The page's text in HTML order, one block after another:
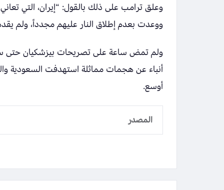
وعلق ترامب على ذلك بالقول: “إيران، التي
ووعدت بعدم إطلاق النار عليهم مجدداً، ولم
ولم تمض ساعة على تصريحات بيزشكيان حتى
أنباء عن هجمات مماثلة استهدفت السعودية
أوسع.
المصدر